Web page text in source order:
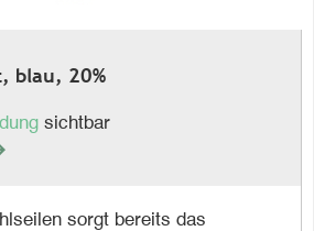
blau, 20%
sichtbar
sorgt bereits das